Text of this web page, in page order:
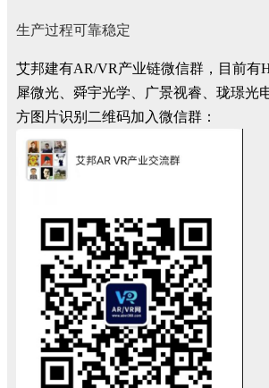
生产过程可靠稳定
艾邦建有AR/VR产业链微信群，目前有
犀微光、舜宇光学、广景视睿、珑璟光
方图片识别二维码加入微信群：